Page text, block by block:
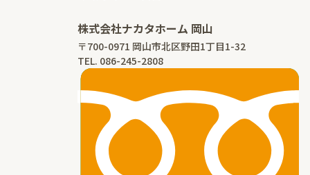
株式会社ナカタホーム 岡山
〒700-0971 岡山市北区野田1丁目1-32
TEL. 086-245-2808